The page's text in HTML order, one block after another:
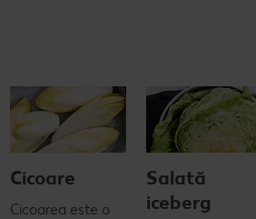
Cicoare
Cicoarea este o
Salată
iceberg